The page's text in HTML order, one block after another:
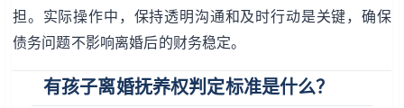
担。实际操作中，保持透明沟通和及时行动是关键，确保
债务问题不影响离婚后的财务稳定。
有孩子离婚抚养权判定标准是什么？